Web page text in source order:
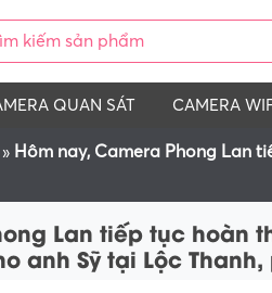
QUAN SÁT CAMERA
» Hôm nay, Camera Phong Lan
Lan tiếp tục hoàn
anh Sỹ tại Lộc